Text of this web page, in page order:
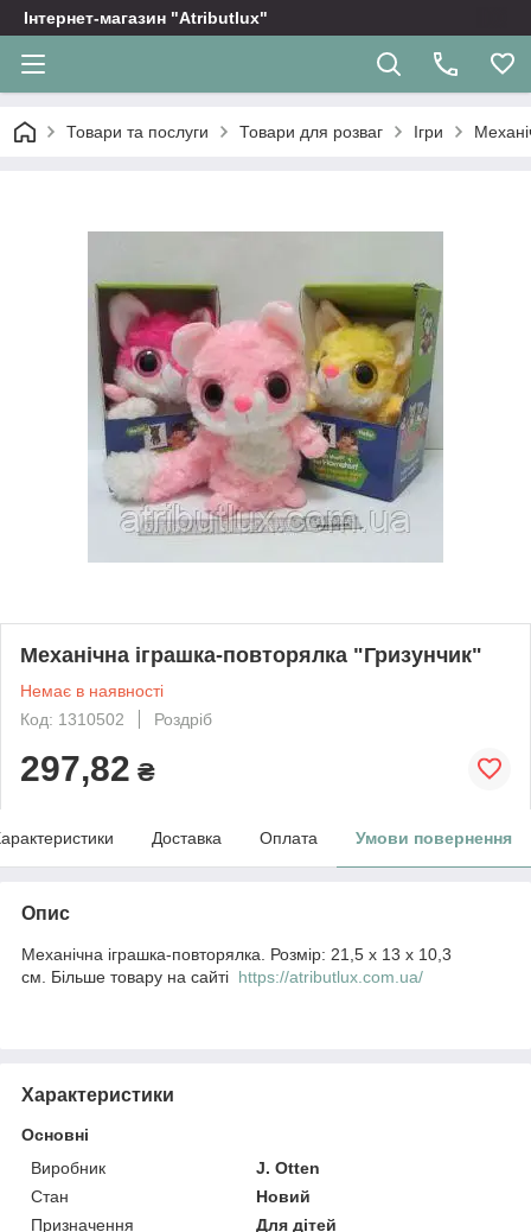
Інтернет-магазин "Atributlux"
Товари та послуги Товари для розваг Ігри
Механічна іграшка-повторялка "Гризунчик"
Немає в наявності
Код: 1310502
Роздріб
297,82 ₴
Доставка Оплата Умови повернення
Опис
Механічна іграшка-повторялка. Розмір: 21,5 х 13 х 10,3
см. Більше товару на сайті https://atributlux.com.ua/
Характеристики
Основні
Виробник
J. Otten
Стан
Новий
Призначення
Для дітей